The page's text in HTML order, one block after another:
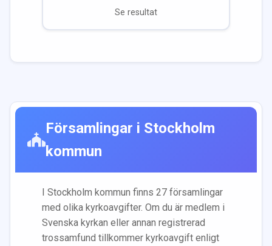
Se resultat
Församlingar i Stockholm
kommun
I Stockholm kommun finns 27 församlingar
med olika kyrkoavgifter. Om du är medlem i
Svenska kyrkan eller annan registrerad
trossamfund tillkommer kyrkoavgift enligt